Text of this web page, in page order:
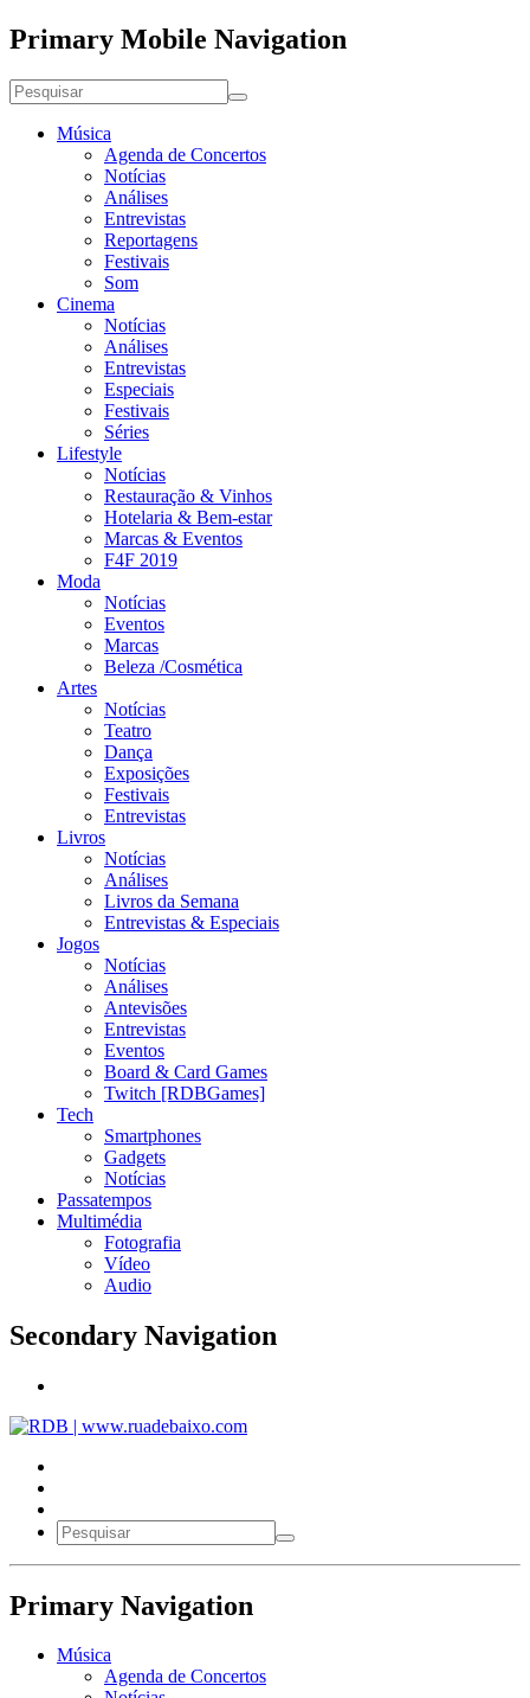
Primary Mobile Navigation
Música
Agenda de Concertos
Notícias
Análises
Entrevistas
Reportagens
Festivais
Som
Cinema
Notícias
Análises
Entrevistas
Especiais
Festivais
Séries
Lifestyle
Notícias
Restauração & Vinhos
Hotelaria & Bem-estar
Marcas & Eventos
F4F 2019
Moda
Notícias
Eventos
Marcas
Beleza /Cosmética
Artes
Notícias
Teatro
Dança
Exposições
Festivais
Entrevistas
Livros
Notícias
Análises
Livros da Semana
Entrevistas & Especiais
Jogos
Notícias
Análises
Antevisões
Entrevistas
Eventos
Board & Card Games
Twitch [RDBGames]
Tech
Smartphones
Gadgets
Notícias
Passatempos
Multimédia
Fotografia
Vídeo
Audio
Secondary Navigation
Primary Navigation
Música
Agenda de Concertos